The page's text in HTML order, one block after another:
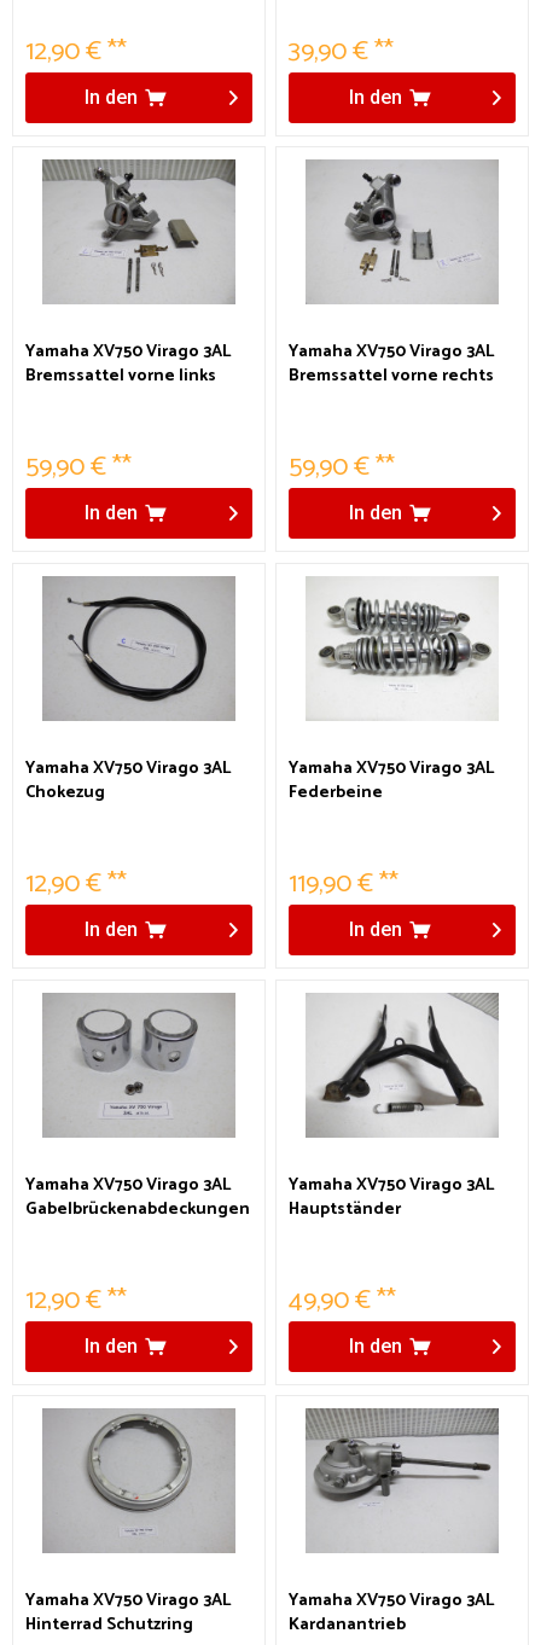
12,90 € **
In den
39,90 € **
In den
Yamaha XV750 Virago 3AL
Bremssattel vorne links
59,90 € **
In den
Yamaha XV750 Virago 3AL
Bremssattel vorne rechts
59,90 € **
In den
Yamaha XV750 Virago 3AL
Chokezug
12,90 € **
In den
Yamaha XV750 Virago 3AL
Federbeine
119,90 € **
In den
Yamaha XV750 Virago 3AL
Gabelbrückenabdeckungen
12,90 € **
In den
Yamaha XV750 Virago 3AL
Hauptständer
49,90 € **
In den
Yamaha XV750 Virago 3AL
Hinterrad Schutzring
Yamaha XV750 Virago 3AL
Kardanantrieb